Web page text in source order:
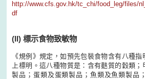
http://www.cfs.gov.hk/tc_chi/food_leg/files/
df
(II)標示食物致敏物
《規例》規定，如預先包裝食物含有八種
上標明。這八種物質是：含有麩質的穀類
製品；蛋類及蛋類製品；魚類及魚類製品